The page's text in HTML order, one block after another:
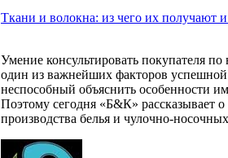
Ткани и волокна: из чего их получают
Умение консультировать покупателя
один из важнейших факторов успешной
неспособный объяснить особенности
Поэтому сегодня «Б&К» рассказывает
производства белья и чулочно-